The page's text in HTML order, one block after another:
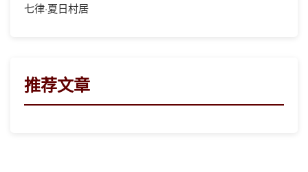
七律·夏日村居
推荐文章